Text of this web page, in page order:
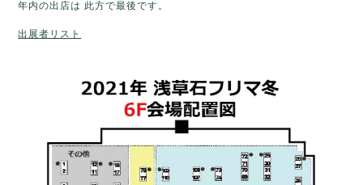
年内の出店は 此方で最後です。
出展者リスト